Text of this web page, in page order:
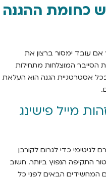
כחומת ההגנה
עובד ימסור ברצון את
המוצלחות מתחילות
אסטרטגיית הגנה הוא העלאת
מייל פישינג
לגיטימי כדי לגרום לקורבן
התקיפה הנפוץ ביותר. חשוב
המחשידים הבאים לפני כל